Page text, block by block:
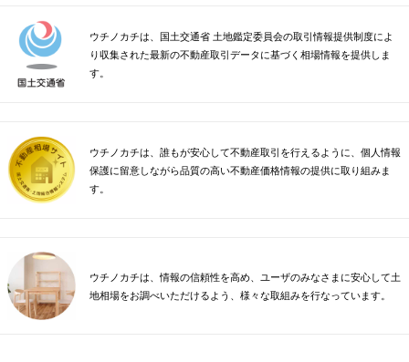
ウチノカチは、国土交通省 土地鑑定委員会の取引情報提供制度によ
り収集された最新の不動産取引データに基づく相場情報を提供しま
す。
ウチノカチは、誰もが安心して不動産取引を行えるように、個人情報
保護に留意しながら品質の高い不動産価格情報の提供に取り組みま
す。
ウチノカチは、情報の信頼性を高め、ユーザのみなさまに安心して土
地相場をお調べいただけるよう、様々な取組みを行なっています。